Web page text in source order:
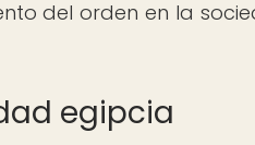
del orden en la
egipcia